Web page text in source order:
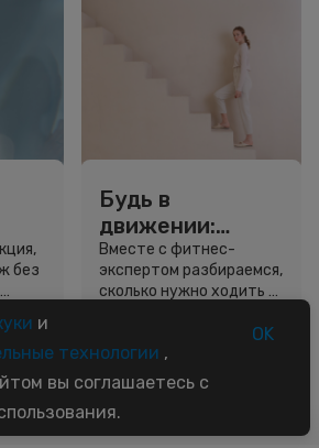
без
Будь в
движении:
сколько нужно
шагов для
красоты и
Вместе с фитнес-
экспертом разбираемся,
сколько нужно ходить и
5 минут
и
технологии ,
вы соглашаетесь с
OK